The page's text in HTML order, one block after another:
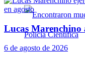
Lucas Marenchino
6 de agosto de 2026